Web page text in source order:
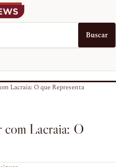
Buscar
Lacraia: O que Representa
com Lacraia: O